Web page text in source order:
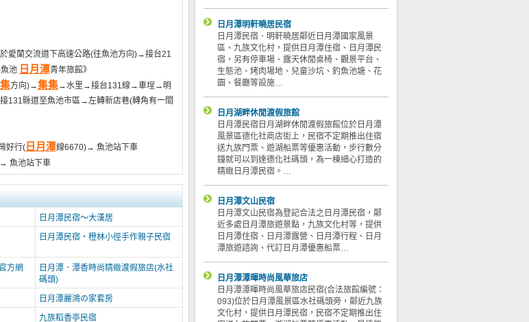
愛蘭交流道下高速公路(往魚池方向)→接台21
池 日月潭青年旅館》
方向)→集集→水里→接台131線→車埕→明
縣道至魚池市區→左轉新店巷(轉角有一間
好行(日月潭線6670)→ 魚池站下車
魚池站下車
日月潭民宿～大漢居
日月潭民宿‧橙林小徑手作親子民宿
方網
日月潭．潭香時尚精緻渡假旅店(水社
碼頭)
日月潭麗鴻の家套房
九族稻香亭民宿
日月潭明軒曉居民宿
日月潭民宿．明軒曉居鄰近日月潭國家風景
區、九族文化村，提供日月潭住宿、日月潭民
宿，另有停車場、露天休閒桌椅、觀景平台、
生態池、烤肉場地、兒童沙坑、釣魚池塘、花
園、餐廳等設施…
日月湖畔休閒渡假旅館
日月潭民宿日月湖畔休閒渡假旅館位於日月潭
風景區德化社商店街上，民宿不定期推出住宿
送九族門票、遊湖船票等優惠活動，步行數分
鐘就可以到達德化社碼頭，為一棟細心打造的
精緻日月潭民宿。…
日月潭文山民宿
日月潭文山民宿為登記合法之日月潭民宿，鄰
近多處日月潭旅遊景點，九族文化村等，提供
日月潭住宿、日月潭露營、日月潭行程、日月
潭旅遊諮詢、代訂日月潭優惠船票…
日月潭潭暉時尚風華旅店
日月潭潭暉時尚風華旅店民宿(合法旅館編號：
093)位於日月潭風景區水社碼頭旁，鄰近九族
文化村，提供日月潭民宿，民宿不定期推出住